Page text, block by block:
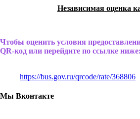
Независимая оценка
Чтобы оценить условия
QR-код или перейдите по ссылке ниже:
https://bus.gov.ru/qrcode/rate/368806
Мы Вконтакте